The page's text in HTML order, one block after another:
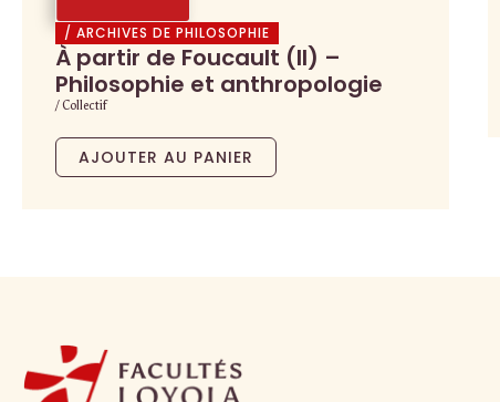
/ ARCHIVES DE PHILOSOPHIE
À partir de Foucault (II) –
Philosophie et anthropologie
/ Collectif
AJOUTER AU PANIER